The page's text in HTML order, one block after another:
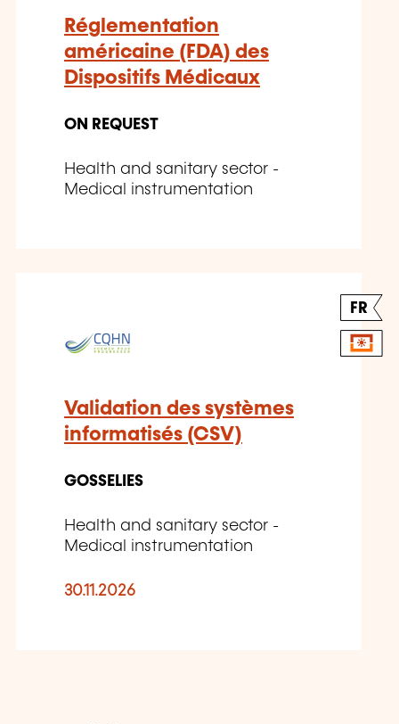
Réglementation
américaine (FDA) des
Dispositifs Médicaux
ON REQUEST
Health and sanitary sector -
Medical instrumentation
FR
Validation des systèmes
informatisés (CSV)
GOSSELIES
Health and sanitary sector -
Medical instrumentation
30.11.2026